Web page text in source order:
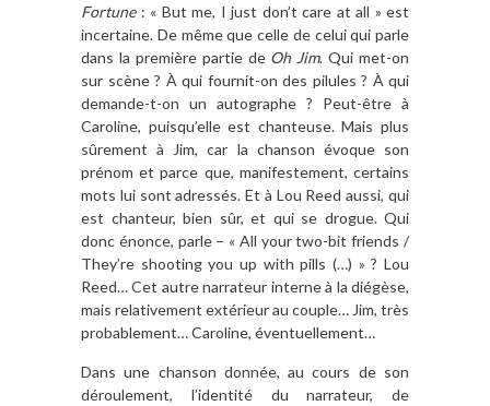
Fortune: « But me, I just don’t care at all » est
incertaine. De même que celle de celui qui parle
dans la première partie de Oh Jim. Qui met-on
sur scène ? À qui fournit-on des pilules ? À qui
demande-t-on un autographe ? Peut-être à
Caroline, puisqu’elle est chanteuse. Mais plus
sûrement à Jim, car la chanson évoque son
prénom et parce que, manifestement, certains
mots lui sont adressés. Et à Lou Reed aussi, qui
est chanteur, bien sûr, et qui se drogue. Qui
donc énonce, parle – « All your two-bit friends /
They’re shooting you up with pills (…) » ? Lou
Reed… Cet autre narrateur interne à la diégèse,
mais relativement extérieur au couple… Jim, très
probablement… Caroline, éventuellement…
Dans une chanson donnée, au cours de son
déroulement, l’identité du narrateur, de